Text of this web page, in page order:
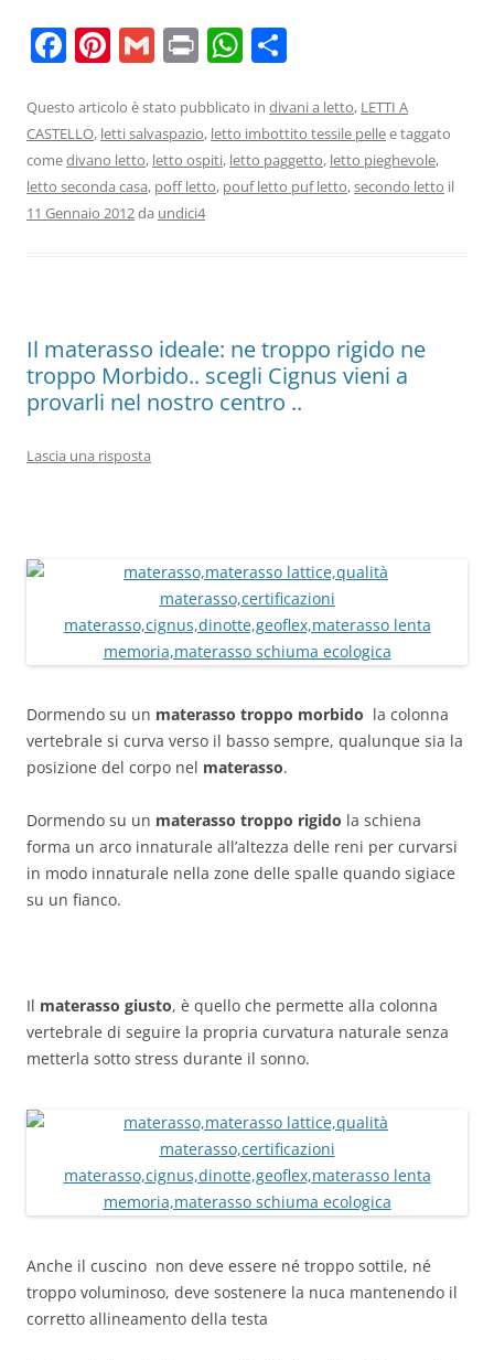
F
c
e
b
o
Pi
er
e
st
G
ai
l
Pr
t
W
at
s
A
n
di
vi
Questo articolo è stato pubblicato in divani a letto, LETTI A
CASTELLO, letti salvaspazio, letto imbottito tessile pellee taggato
comedivano letto, letto ospiti, letto paggetto, letto pieghevole,
letto seconda casa, poff letto, pouf letto puf letto,secondo letto il
11 Gennaio 2012da undici4
Il materasso ideale: ne troppo rigido ne
troppo Morbido.. scegli Cignus vieni a
provarli nel nostro centro ..
Lascia una risposta
Dormendo su un materasso troppo morbido la colonna
vertebrale si curva verso il basso sempre, qualunque sia la
posizione del corpo nel materasso.
Dormendo su un materasso troppo rigido la schiena
forma un arco innaturale all’altezza delle reni per curvarsi
in modo innaturale nella zone delle spalle quando sigiace
su un fianco.
Il materasso giusto, è quello che permette alla colonna
vertebrale di seguire la propria curvatura naturale senza
metterla sotto stress durante il sonno.
Anche il cuscino non deve essere né troppo sottile, né
troppo voluminoso, deve sostenere la nuca mantenendo il
corretto allineamento della testa